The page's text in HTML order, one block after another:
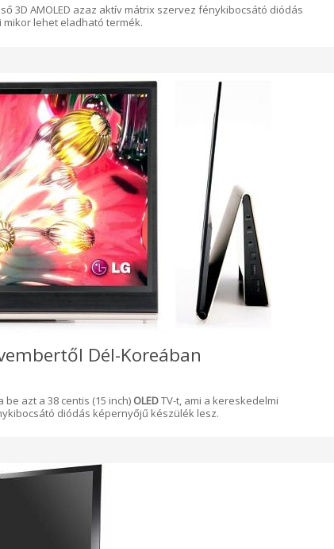
3D AMOLED azaz aktív mátrix szervez fénykibocsátó diódás
lehet eladható termék.
Dél-Koreában
azt a 38 centis (15 inch) OLEDTV-t, ami a kereskedelmi
diódás képernyőjű készülék lesz.